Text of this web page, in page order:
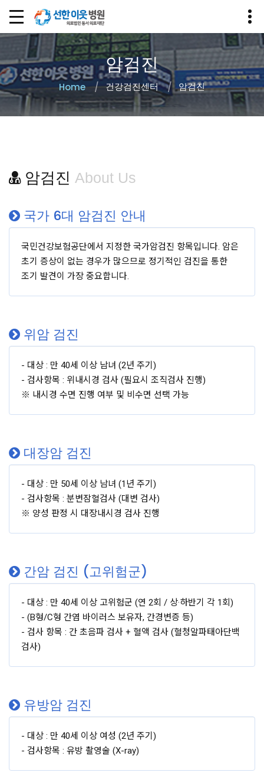
암검진
Home 건강검진센터 암검진
암검진 About Us
국가 6대 암검진 안내
국민건강보험공단에서 지정한 국가암검진 항목입니다. 암은
초기 증상이 없는 경우가 많으므로 정기적인 검진을 통한
조기 발견이 가장 중요합니다.
위암 검진
- 대상 : 만 40세 이상 남녀 (2년 주기)
- 검사항목 : 위내시경 검사 (필요시 조직검사 진행)
※ 내시경 수면 진행 여부 및 비수면 선택 가능
대장암 검진
- 대상 : 만 50세 이상 남녀 (1년 주기)
- 검사항목 : 분변잠혈검사 (대변 검사)
※ 양성 판정 시 대장내시경 검사 진행
간암 검진 (고위험군)
- 대상 : 만 40세 이상 고위험군 (연 2회 / 상·하반기 각 1회)
- (B형/C형 간염 바이러스 보유자, 간경변증 등)
- 검사 항목 : 간 초음파 검사 + 혈액 검사 (혈청알파태아단백
검사)
유방암 검진
- 대상 : 만 40세 이상 여성 (2년 주기)
- 검사항목 : 유방 촬영술 (X-ray)